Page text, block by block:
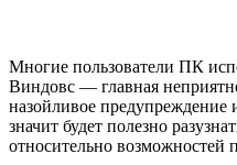
Многие пользователи ПК
Виндовс — главная
назойливое предупреждение
значит будет полезно
относительно возможностей